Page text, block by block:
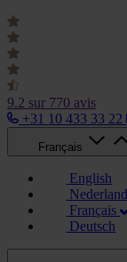
9.2 sur 770 avis
+31 10 433 33 22
Français
English
Français
Deutsch